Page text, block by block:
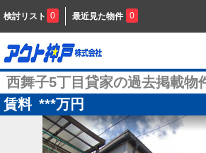
検討リスト 0 最近見た物件 0
西舞子5丁目貸家の過去掲載物
賃料 ***万円